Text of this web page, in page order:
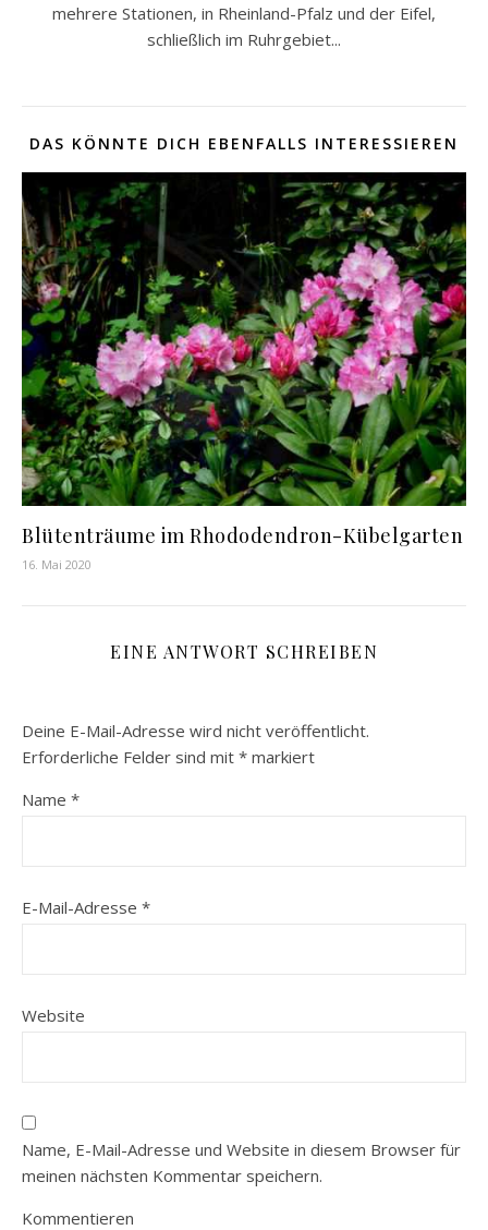
mehrere Stationen, in Rheinland-Pfalz und der Eifel,
schließlich im Ruhrgebiet...
DAS KÖNNTE DICH EBENFALLS INTERESSIEREN
Blütenträume im Rhododendron-Kübelgarten
16. Mai 2020
EINE ANTWORT SCHREIBEN
Deine E-Mail-Adresse wird nicht veröffentlicht.
Erforderliche Felder sind mit * markiert
Name *
E-Mail-Adresse *
Website
Name, E-Mail-Adresse und Website in diesem Browser für
meinen nächsten Kommentar speichern.
Kommentieren